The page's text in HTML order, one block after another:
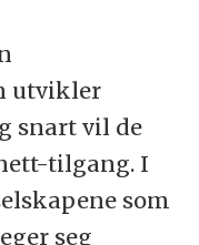
utvikler
snart vil de
tilgang. I
som
seg